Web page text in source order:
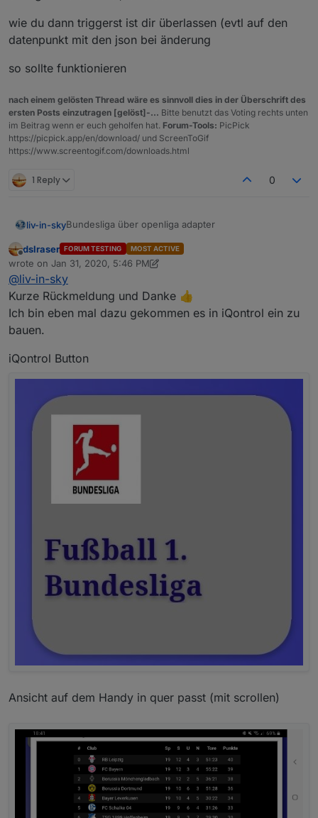
wie du dann triggerst ist dir überlassen (evtl auf den
datenpunkt mit den json bei änderung
so sollte funktionieren
nach einem gelösten Thread wäre es sinnvoll dies in der Überschrift des
ersten Posts einzutragen [gelöst]-... Bitte benutzt das Voting rechts unten
im Beitrag wenn er euch geholfen hat. Forum-Tools: PicPick
https://picpick.app/en/download/ und ScreenToGif
https://www.screentogif.com/downloads.html
1 Reply 0
liv-in-skyBundesliga über openliga adapter
die daten kommen von hier:
https://forum.iobroker.net/topic/29506/test-adapter-
openligadb-v0-0-x
wie versprochen - hier mal eine erster entwurf - für
iqontroloder auchvisüber standard html-widget
viele farben (hintegrund, schift) anpassbar
bitte datenpunkte angleichen, quelle (dpData) ist
eingeben
automatisches triggern der scripts bei änderung
des quelldatenpunktes (dpData)
Offline
dslraser FORUM TESTING MOST ACTIVE
wrote on Jan 31, 2020, 5:46 PM
last edited by dslraserJan 31, 2020, 6:49 PM
@liv-in-sky
Kurze Rückmeldung und Danke 👍
Ich bin eben mal dazu gekommen es in iQontrol ein zu
bauen.
iQontrol Button
Ansicht auf dem Handy in quer passt (mit scrollen)